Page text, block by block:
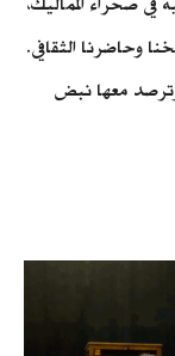
وحاضرنا الثقافي.
وترصد معها نبض